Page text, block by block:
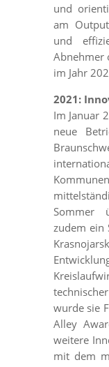
und
am
und
Abnehmer
im Jahr
2021:
Im Januar
neue
Sommer
zudem ein
wurde sie
Alley
weitere
mit dem